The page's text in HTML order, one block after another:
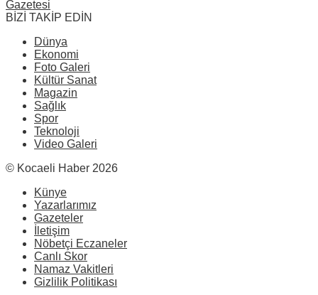
BİZİ TAKİP EDİN
Dünya
Ekonomi
Foto Galeri
Kültür Sanat
Magazin
Sağlık
Spor
Teknoloji
Video Galeri
© Kocaeli Haber 2026
Künye
Yazarlarımız
Gazeteler
İletişim
Nöbetçi Eczaneler
Canlı Skor
Namaz Vakitleri
Gizlilik Politikası